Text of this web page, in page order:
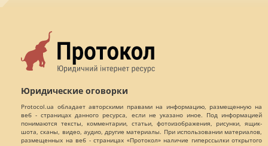
Юридические оговорки
Protocol.ua обладает авторскими правами на информацию, размещенную на
веб - страницах данного ресурса, если не указано иное. Под информацией
понимаются тексты, комментарии, статьи, фотоизображения, рисунки, ящик-
шота, сканы, видео, аудио, другие материалы. При использовании материалов,
размещенных на веб - страницах «Протокол» наличие гиперссылки открытого